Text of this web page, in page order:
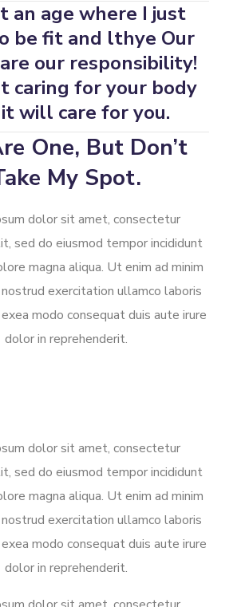
an age where I just
be fit and lthye Our
our responsibility!
caring for your body
will care for you.
One, But Don’t
My Spot.
dolor sit amet, consectetur
sed do eiusmod tempor incididunt
magna aliqua. Ut enim ad minim
nostrud exercitation ullamco laboris
modo consequat duis aute irure
dolor in reprehenderit.
dolor sit amet, consectetur
sed do eiusmod tempor incididunt
magna aliqua. Ut enim ad minim
nostrud exercitation ullamco laboris
modo consequat duis aute irure
dolor in reprehenderit.